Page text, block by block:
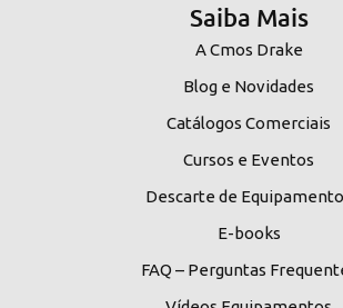
Saiba Mais
A Cmos Drake
Blog e Novidades
Catálogos Comerciais
Cursos e Eventos
Descarte de
E-books
FAQ – Perguntas